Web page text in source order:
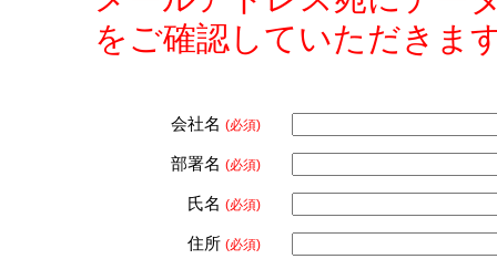
をご確認していただきま
会社名 (必須)
部署名 (必須)
氏名 (必須)
住所 (必須)